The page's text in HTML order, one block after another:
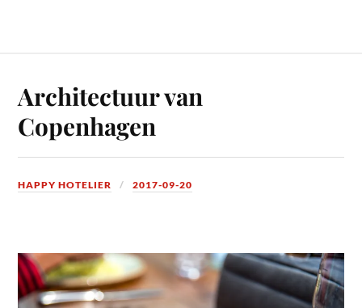
Architectuur van
Copenhagen
HAPPY HOTELIER 2017-09-20